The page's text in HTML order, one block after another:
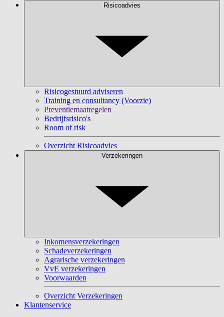
Risicoadvies
Risicogestuurd adviseren
Training en consultancy (Voorzie)
Preventiemaatregelen
Bedrijfsrisico's
Room of risk
Overzicht Risicoadvies
Verzekeringen
Inkomensverzekeringen
Schadeverzekeringen
Agrarische verzekeringen
VvE verzekeringen
Voorwaarden
Overzicht Verzekeringen
Klantenservice